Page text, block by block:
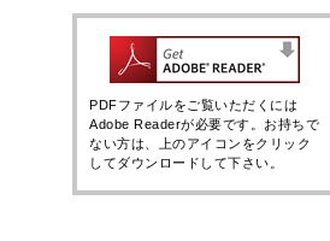
PDFファイルをご覧いただくには
Adobe Readerが必要です。お持ちで
ない方は、上のアイコンをクリック
してダウンロードして下さい。